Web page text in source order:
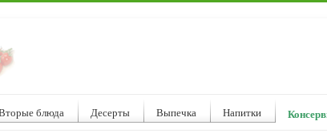
блюда Десерты Выпечка Напитки